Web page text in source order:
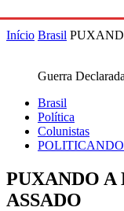
Início Brasil
Guerra Declarada
Brasil
Política
Colunistas
POLITICANDO
PUXANDO A
ASSADO